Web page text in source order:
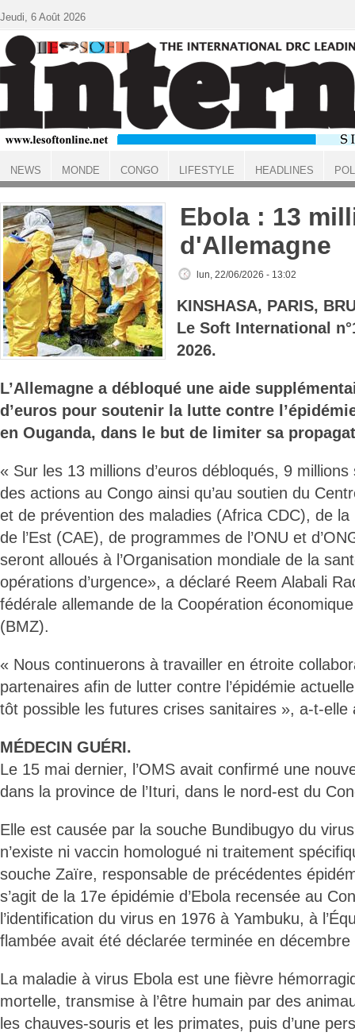
ACCUEIL
Ebola : 13
d'Allemagne
lun, 22/06/2026 - 13:02
KINSHASA, PARIS,
Le Soft International
2026.
L’Allemagne a débloqué une aide
d’euros pour soutenir la lutte contre
en Ouganda, dans le but de limiter sa
« Sur les 13 millions d’euros débloqués, 9
des actions au Congo ainsi qu’au soutien du
et de prévention des maladies (Africa CDC), de la
de l’Est (CAE), de programmes de l’ONU et
seront alloués à l’Organisation mondiale de la
opérations d’urgence», a déclaré Reem Alabali
fédérale allemande de la Coopération
(BMZ).
« Nous continuerons à travailler en étroite
partenaires afin de lutter contre l’épidémie
tôt possible les futures crises sanitaires », a-t-elle
MÉDECIN GUÉRI.
Le 15 mai dernier, l’OMS avait confirmé une
dans la province de l’Ituri, dans le nord-est du
Elle est causée par la souche Bundibugyo du
n’existe ni vaccin homologué ni traitement
souche Zaïre, responsable de précédentes
s’agit de la 17e épidémie d’Ebola recensée au
l’identification du virus en 1976 à Yambuku, à
flambée avait été déclarée terminée en décembre
La maladie à virus Ebola est une fièvre
mortelle, transmise à l’être humain par des
les chauves-souris et les primates, puis d’une
Jeudi, 6 Août 2026
NEWS MONDE CONGO LIFESTYLE HEADLINES